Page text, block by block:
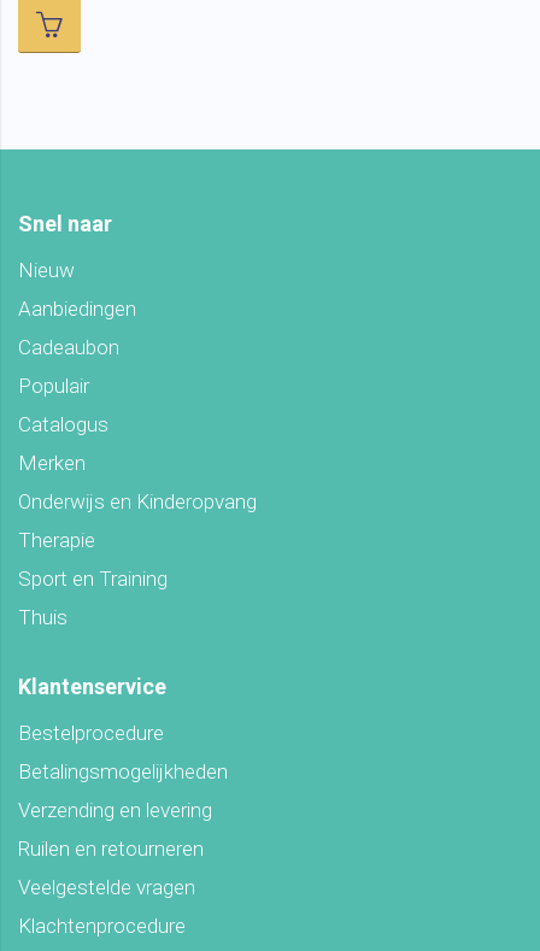
Snel naar
Nieuw
Aanbiedingen
Cadeaubon
Populair
Catalogus
Merken
Onderwijs en Kinderopvang
Therapie
Sport en Training
Thuis
Klantenservice
Bestelprocedure
Betalingsmogelijkheden
Verzending en levering
Ruilen en retourneren
Veelgestelde vragen
Klachtenprocedure